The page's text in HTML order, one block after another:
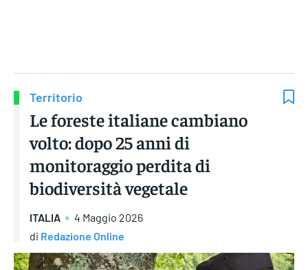
Territorio
Le foreste italiane cambiano
volto: dopo 25 anni di
monitoraggio perdita di
biodiversità vegetale
ITALIA
4 Maggio 2026
di Redazione Online